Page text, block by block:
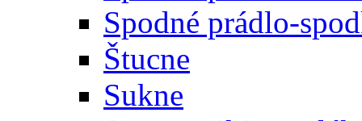
Spodné prádlo-
Štucne
Sukne